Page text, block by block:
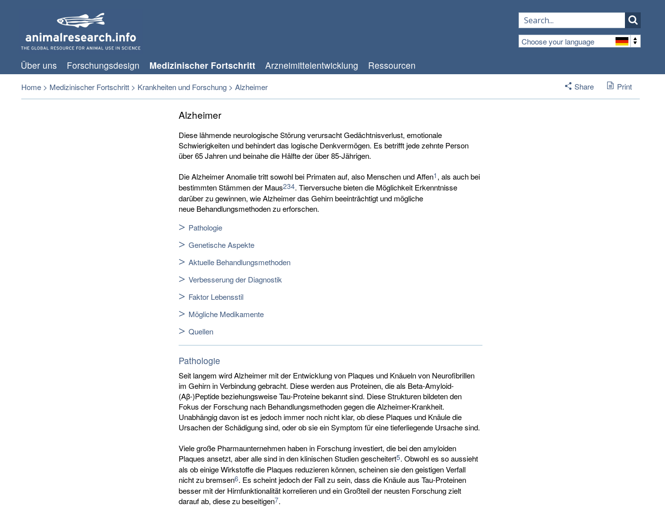
Choose your language
Über uns Forschungsdesign Medizinischer Fortschritt Arzneimittelentwicklung Ressourcen
Home > Medizinischer Fortschritt > Krankheiten und Forschung > Alzheimer Share Print
Alzheimer
Diese lähmende neurologische Störung verursacht Gedächtnisverlust, emotionale
Schwierigkeiten und behindert das logische Denkvermögen. Es betrifft jede zehnte Person
über 65 Jahren und beinahe die Hälfte der über 85-Jährigen.
Die Alzheimer Anomalie tritt sowohl bei Primaten auf, also Menschen und Affen1 , als auch bei
bestimmten Stämmen der Maus234. Tierversuche bieten die Möglichkeit Erkenntnisse
darüber zu gewinnen, wie Alzheimer das Gehirn beeinträchtigt und mögliche
neue Behandlungsmethoden zu erforschen.
Pathologie
Genetische Aspekte
Aktuelle Behandlungsmethoden
Verbesserung der Diagnostik
Faktor Lebensstil
Mögliche Medikamente
Quellen
Pathologie
Seit langem wird Alzheimer mit der Entwicklung von Plaques und Knäueln von Neurofibrillen
im Gehirn in Verbindung gebracht. Diese werden aus Proteinen, die als Beta-Amyloid-
(Aβ-)Peptide beziehungsweise Tau-Proteine bekannt sind. Diese Strukturen bildeten den
Fokus der Forschung nach Behandlungsmethoden gegen die Alzheimer-Krankheit.
Unabhängig davon ist es jedoch immer noch nicht klar, ob diese Plaques und Knäule die
Ursachen der Schädigung sind, oder ob sie ein Symptom für eine tieferliegende Ursache sind.
Viele große Pharmaunternehmen haben in Forschung investiert, die bei den amyloiden
Plaques ansetzt, aber alle sind in den klinischen Studien gescheitert5. Obwohl es so aussieht
als ob einige Wirkstoffe die Plaques reduzieren können, scheinen sie den geistigen Verfall
nicht zu bremsen6. Es scheint jedoch der Fall zu sein, dass die Knäule aus Tau-Proteinen
besser mit der Hirnfunktionalität korrelieren und ein Großteil der neusten Forschung zielt
darauf ab, diese zu beseitigen7.